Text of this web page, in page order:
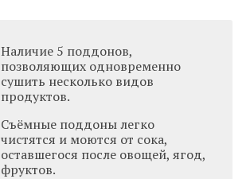
Наличие 5 поддонов,
позволяющих одновременно
сушить несколько видов
продуктов.
Съёмные поддоны легко
чистятся и моются от сока,
оставшегося после овощей, ягод,
фруктов.